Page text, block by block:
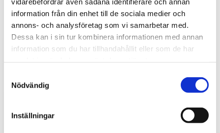
information från din enhet till de sociala medier och
annons- och analysföretag som vi samarbetar med.
Dessa kan i sin tur kombinera informationen med annan
information som du har tillhandahållit eller som de har
Nödvändig
Inställningar
entreprenadmaskin?
bara utseende. Rätt matta skyddar originalgolvet mot
slitage, förenklar rengöringen och bidrar till...